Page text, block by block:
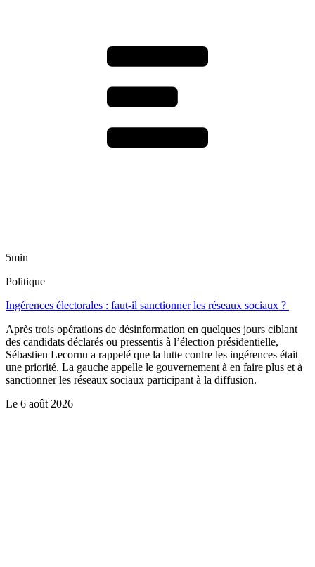
5min
Politique
Ingérences électorales : faut-il sanctionner les réseaux sociaux ?
Après trois opérations de désinformation en quelques jours ciblant
des candidats déclarés ou pressentis à l’élection présidentielle,
Sébastien Lecornu a rappelé que la lutte contre les ingérences était
une priorité. La gauche appelle le gouvernement à en faire plus et à
sanctionner les réseaux sociaux participant à la diffusion.
Le 6 août 2026